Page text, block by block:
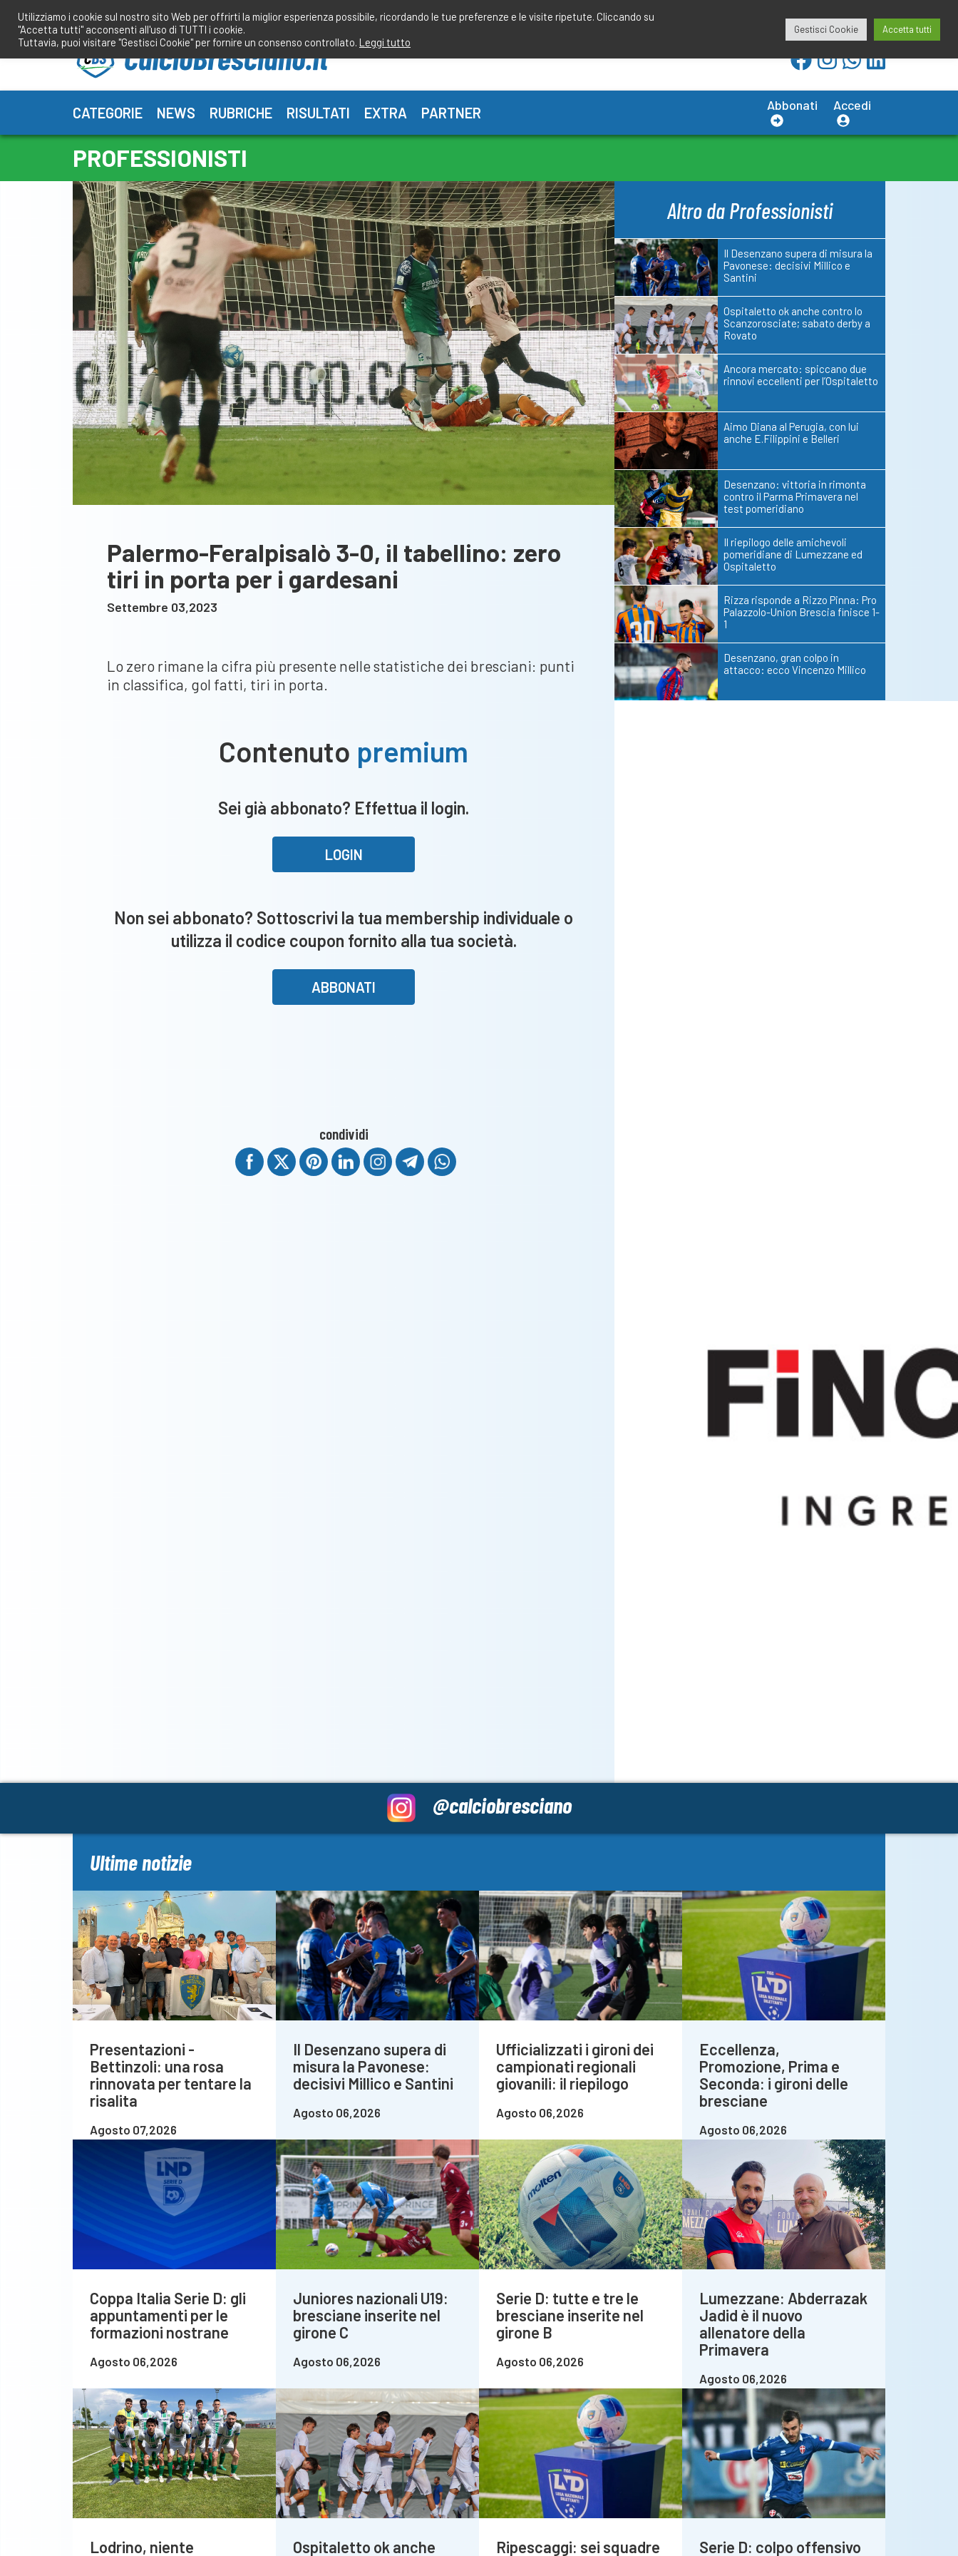
contenuto
redazione@calciobresciano.it
CATEGORIE NEWS RUBRICHE RISULTATI EXTRA PARTNER Abbonati Accedi
PROFESSIONISTI
Palermo-Feralpisalò 3-0, il tabellino: zero
tiri in porta per i gardesani
Settembre 03,2023
Lo zero rimane la cifra più presente nelle statistiche dei bresciani: punti
in classifica, gol fatti, tiri in porta.
Contenuto premium
Sei già abbonato? Effettua il login.
LOGIN
Non sei abbonato? Sottoscrivi la tua membership individuale o
utilizza il codice coupon fornito alla tua società.
ABBONATI
condividi
Altro da Professionisti
Il Desenzano supera di misura la
Pavonese: decisivi Millico e
Santini
Ospitaletto ok anche contro lo
Scanzorosciate; sabato derby a
Rovato
Ancora mercato: spiccano due
rinnovi eccellenti per l’Ospitaletto
Aimo Diana al Perugia, con lui
anche E.Filippini e Belleri
Desenzano: vittoria in rimonta
contro il Parma Primavera nel
test pomeridiano
Il riepilogo delle amichevoli
pomeridiane di Lumezzane ed
Ospitaletto
Rizza risponde a Rizzo Pinna: Pro
Palazzolo-Union Brescia finisce 1-
1
Desenzano, gran colpo in
attacco: ecco Vincenzo Millico
@calciobresciano
Ultime notizie
Presentazioni -
Bettinzoli: una rosa
rinnovata per tentare la
risalita
Agosto 07,2026
Il Desenzano supera di
misura la Pavonese:
decisivi Millico e Santini
Agosto 06,2026
Ufficializzati i gironi dei
campionati regionali
giovanili: il riepilogo
Agosto 06,2026
Eccellenza,
Promozione, Prima e
Seconda: i gironi delle
bresciane
Agosto 06,2026
Coppa Italia Serie D: gli
appuntamenti per le
formazioni nostrane
Agosto 06,2026
Juniores nazionali U19:
bresciane inserite nel
girone C
Agosto 06,2026
Serie D: tutte e tre le
bresciane inserite nel
girone B
Agosto 06,2026
Lumezzane: Abderrazak
Jadid è il nuovo
allenatore della
Primavera
Agosto 06,2026
Lodrino, niente
Ospitaletto ok anche
Ripescaggi: sei squadre
Serie D: colpo offensivo
Utilizziamo i cookie sul nostro sito Web per offrirti la miglior esperienza possibile, ricordando le tue preferenze e le visite ripetute. Cliccando su
"Accetta tutti" acconsenti all'uso di TUTTI i cookie.
Tuttavia, puoi visitare "Gestisci Cookie" per fornire un consenso controllato. Leggi tutto
Gestisci Cookie Accetta tutti